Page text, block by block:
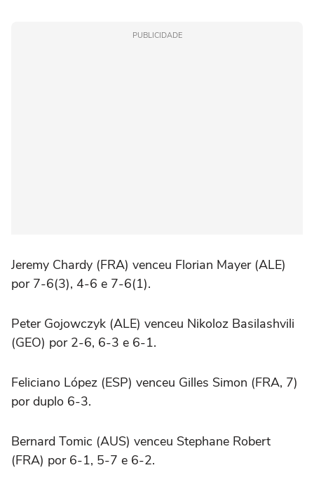
PUBLICIDADE
Jeremy Chardy (FRA) venceu Florian Mayer (ALE)
por 7-6(3), 4-6 e 7-6(1).
Peter Gojowczyk (ALE) venceu Nikoloz Basilashvili
(GEO) por 2-6, 6-3 e 6-1.
Feliciano López (ESP) venceu Gilles Simon (FRA, 7)
por duplo 6-3.
Bernard Tomic (AUS) venceu Stephane Robert
(FRA) por 6-1, 5-7 e 6-2.